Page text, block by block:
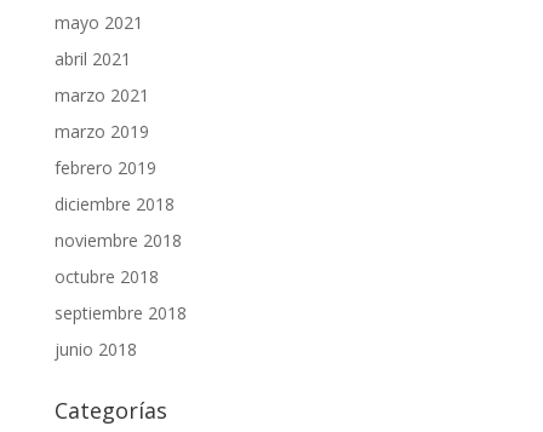
mayo 2021
abril 2021
marzo 2021
marzo 2019
febrero 2019
diciembre 2018
noviembre 2018
octubre 2018
septiembre 2018
junio 2018
Categorías